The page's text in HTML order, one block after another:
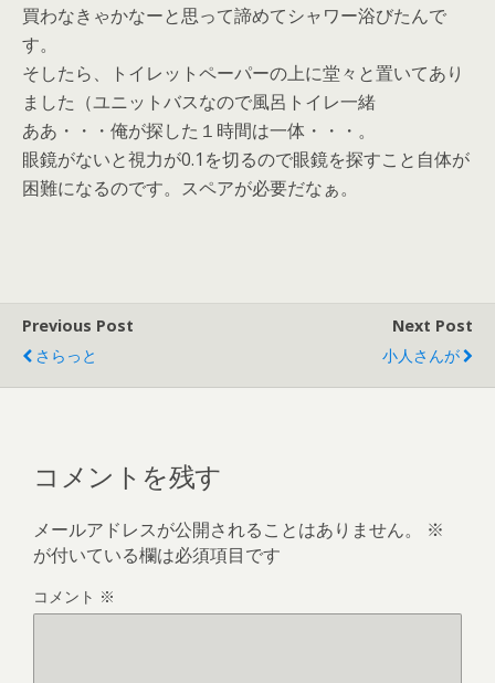
買わなきゃかなーと思って諦めてシャワー浴びたんで
す。
そしたら、トイレットペーパーの上に堂々と置いてあり
ました（ユニットバスなので風呂トイレ一緒
ああ・・・俺が探した１時間は一体・・・。
眼鏡がないと視力が0.1を切るので眼鏡を探すこと自体が
困難になるのです。スペアが必要だなぁ。
Previous Post
さらっと
Next Post
小人さんが
コメントを残す
メールアドレスが公開されることはありません。
※
が付いている欄は必須項目です
コメント ※